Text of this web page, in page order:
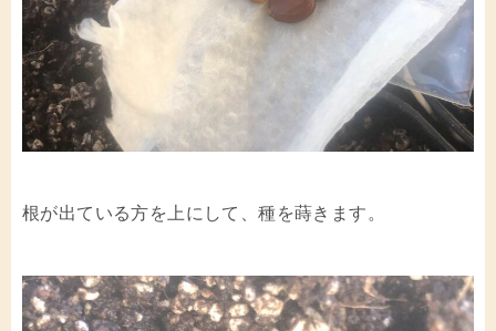
根が出ている方を上にして、種を蒔きます。